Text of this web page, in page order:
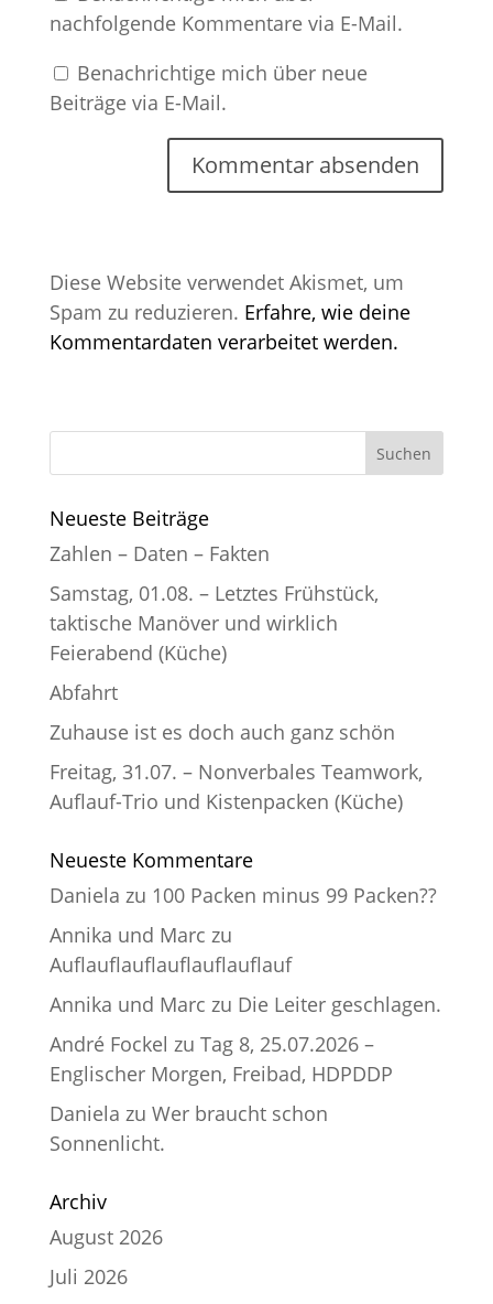
nachfolgende Kommentare via E-Mail.
Benachrichtige mich über neue
Beiträge via E-Mail.
Diese Website verwendet Akismet, um
Spam zu reduzieren. Erfahre, wie deine
Kommentardaten verarbeitet werden.
Neueste Beiträge
Zahlen – Daten – Fakten
Samstag, 01.08. – Letztes Frühstück,
taktische Manöver und wirklich
Feierabend (Küche)
Abfahrt
Zuhause ist es doch auch ganz schön
Freitag, 31.07. – Nonverbales Teamwork,
Auflauf-Trio und Kistenpacken (Küche)
Neueste Kommentare
Daniela zu 100 Packen minus 99 Packen??
Annika und Marc zu
Auflauflauflauflauflauflauf
Annika und Marc zu Die Leiter geschlagen.
André Fockel zu Tag 8, 25.07.2026 –
Englischer Morgen, Freibad, HDPDDP
Daniela zu Wer braucht schon
Sonnenlicht.
Archiv
August 2026
Juli 2026